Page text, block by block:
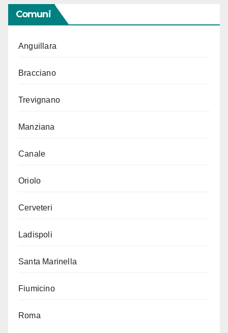
Comuni
Anguillara
Bracciano
Trevignano
Manziana
Canale
Oriolo
Cerveteri
Ladispoli
Santa Marinella
Fiumicino
Roma